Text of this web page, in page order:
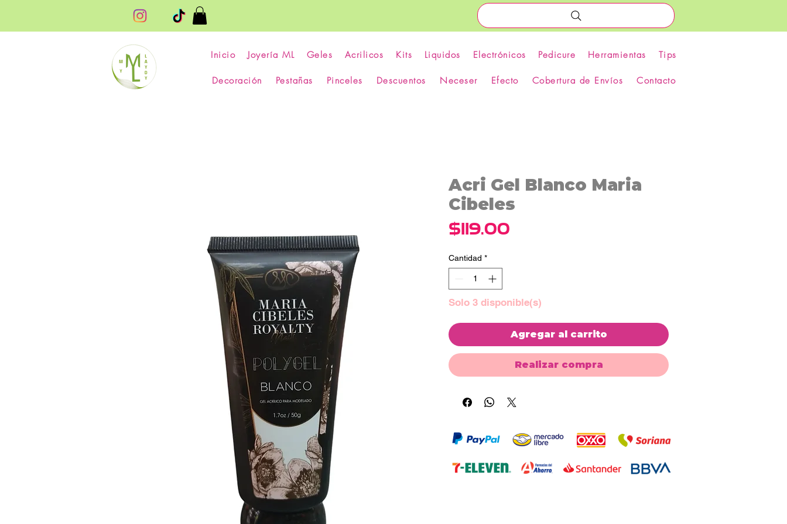
Inicio Joyería ML Geles Acrilicos Kits Liquidos Electrónicos Pedicure Herramientas Tips
Decoración Pestañas Pinceles Descuentos Neceser Efecto Cobertura de Envíos Contacto
Acri Gel Blanco Maria
Cibeles
$119.00
Cantidad *
Solo 3 disponible(s)
Agregar al carrito
Realizar compra